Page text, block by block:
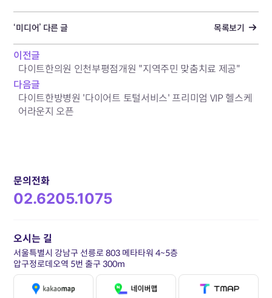
‘미디어’ 다른 글 목록보기
이전글
다이트한의원 인천부평점개원 "지역주민 맞춤치료 제공"
다음글
다이트한방병원 '다이어트 토털서비스' 프리미엄 VIP 헬스케
어라운지 오픈
문의전화
02.6205.1075
오시는 길
서울특별시 강남구 선릉로 803 메타타워 4~5층
압구정로데오역 5번 출구 300m